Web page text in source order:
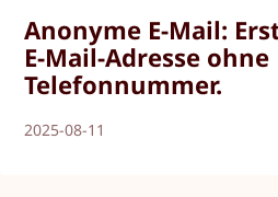
Anonyme E-Mail:
E-Mail-Adresse ohne
Telefonnummer.
2025-08-11